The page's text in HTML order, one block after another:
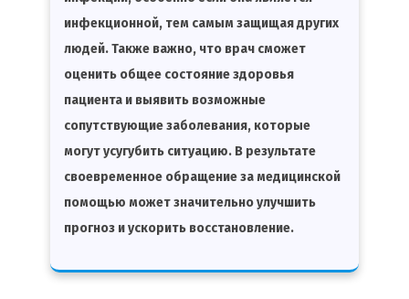
инфекционной, тем самым защищая других
людей. Также важно, что врач сможет
оценить общее состояние здоровья
пациента и выявить возможные
сопутствующие заболевания, которые
могут усугубить ситуацию. В результате
своевременное обращение за медицинской
помощью может значительно улучшить
прогноз и ускорить восстановление.